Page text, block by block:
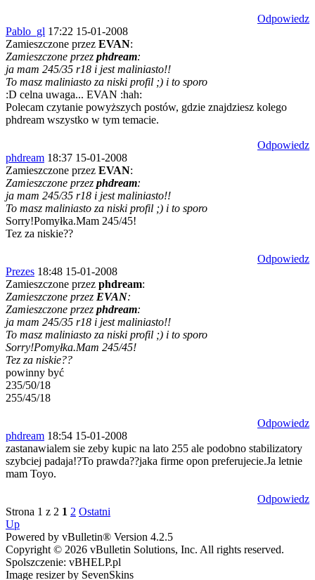
Odpowiedz
Pablo_gl 17:22 15-01-2008
Zamieszczone przez EVAN:
Zamieszczone przez phdream:
ja mam 245/35 r18 i jest maliniasto!!
To masz maliniasto za niski profil ;) i to sporo
:D celna uwaga... EVAN :hah:
Polecam czytanie powyższych postów, gdzie znajdziesz kolego
phdream wszystko w tym temacie.
Odpowiedz
phdream 18:37 15-01-2008
Zamieszczone przez EVAN:
Zamieszczone przez phdream:
ja mam 245/35 r18 i jest maliniasto!!
To masz maliniasto za niski profil ;) i to sporo
Sorry!Pomyłka.Mam 245/45!
Tez za niskie??
Odpowiedz
Prezes 18:48 15-01-2008
Zamieszczone przez phdream:
Zamieszczone przez EVAN:
Zamieszczone przez phdream:
ja mam 245/35 r18 i jest maliniasto!!
To masz maliniasto za niski profil ;) i to sporo
Sorry!Pomyłka.Mam 245/45!
Tez za niskie??
powinny być
235/50/18
255/45/18
Odpowiedz
phdream 18:54 15-01-2008
zastanawialem sie zeby kupic na lato 255 ale podobno stabilizatory
szybciej padaja!?To prawda??jaka firme opon preferujecie.Ja letnie
mam Toyo.
Odpowiedz
Strona 1 z 2 1 2 Ostatni
Up
Powered by vBulletin® Version 4.2.5
Copyright © 2026 vBulletin Solutions, Inc. All rights reserved.
Spolszczenie: vBHELP.pl
Image resizer by SevenSkins